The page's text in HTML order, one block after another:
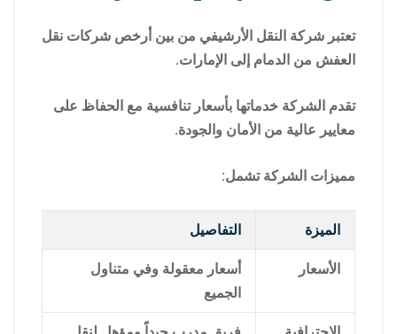
تعتبر شركة النقل الأرشيفي من بين أرخص شركات نقل
العفش من الدمام إلى الإمارات.
تقدم الشركة خدماتها بأسعار تنافسية مع الحفاظ على
معايير عالية من الأمان والجودة.
مميزات الشركة تشمل:
الميزة التفاصيل
الأسعار
أسعار معقولة وفي متناول
الجميع